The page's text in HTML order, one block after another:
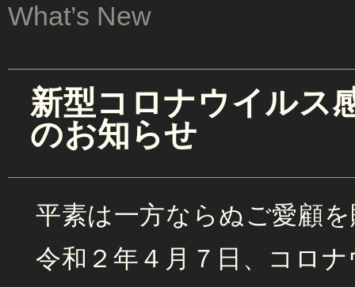
What’s New
新型コロナウイルス
のお知らせ
平素は一方ならぬご愛顧
令和２年４月７日、コロ